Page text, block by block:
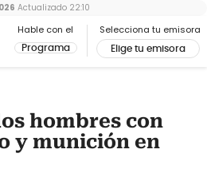
Hable con el
Programa
Selecciona tu emisora
Elige tu emisora
Actualizado 22:10
hombres con
y munición en